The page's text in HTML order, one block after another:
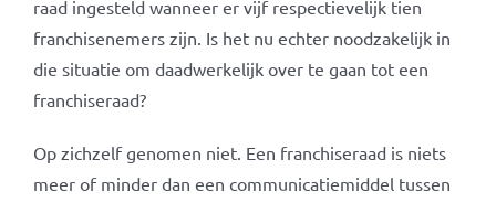
raad ingesteld wanneer er vijf respectievelijk tien
franchisenemers zijn. Is het nu echter noodzakelijk in
die situatie om daadwerkelijk over te gaan tot een
franchiseraad?
Op zichzelf genomen niet. Een franchiseraad is niets
meer of minder dan een communicatiemiddel tussen